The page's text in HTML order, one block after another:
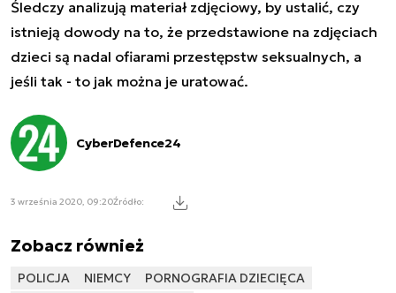
Śledczy analizują materiał zdjęciowy, by ustalić, czy
istnieją dowody na to, że przedstawione na zdjęciach
dzieci są nadal ofiarami przestępstw seksualnych, a
jeśli tak - to jak można je uratować.
CyberDefence24
3 września 2020, 09:20Źródło:
Zobacz również
POLICJA NIEMCY
PORNOGRAFIA DZIECIĘCA